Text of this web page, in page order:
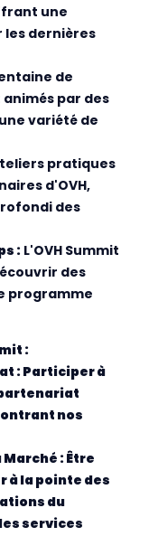
une
dernières
de
par des
variété de
pratiques
d'OVH,
des
: L'OVH Summit
des
programme
:
:Participer à
nos
: Être
à la pointe des
du
services